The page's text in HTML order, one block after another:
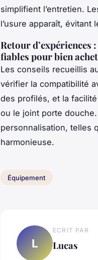
simplifient l’entretien.
l’usure apparaît, évitant
Retour d’expériences
fiables pour bien
Les conseils recueillis
vérifier la compatibilité
des profilés, et la
ou le joint porte
personnalisation, telles
harmonieuse.
Équipement
L
ECRIT PAR
Lucas